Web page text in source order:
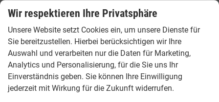
Garantiebedingungen und Fahrzeugdetails
transparent vor dem Kauf.
Für Stadtfahrer:VW Polo, VW Golf, VW
ID.3
Für Familien: VW Tiguan, VW Passat
Variant, VW Touran, VW Caddy
Wir respektieren Ihre Privatsphäre
Unsere Website setzt Cookies ein, um unsere Dienste für
Sie bereitzustellen. Hierbei berücksichtigen wir Ihre
Auswahl und verarbeiten nur die Daten für Marketing,
Analytics und Personalisierung, für die Sie uns Ihr
Einverständnis geben. Sie können Ihre Einwilligung
jederzeit mit Wirkung für die Zukunft widerrufen.